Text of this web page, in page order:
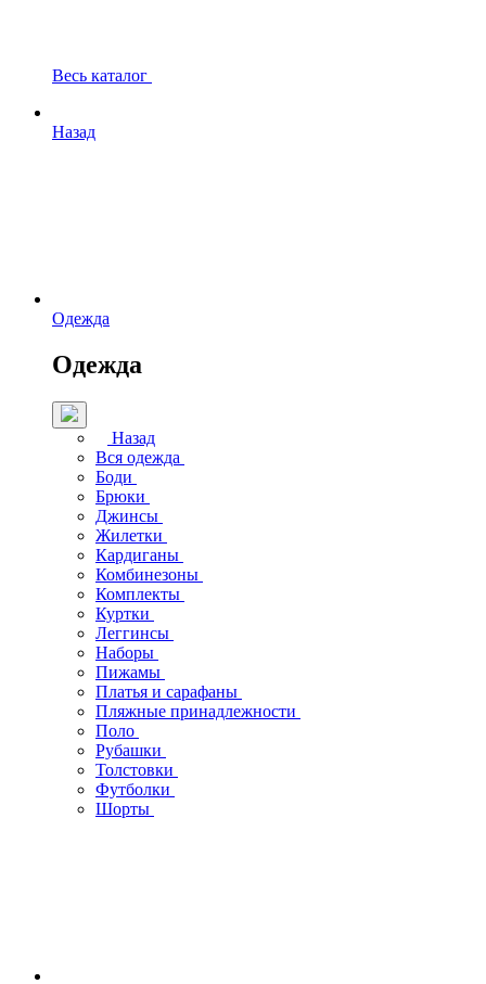
Весь каталог
Назад
Одежда
Одежда
Назад
Вся одежда
Боди
Брюки
Джинсы
Жилетки
Кардиганы
Комбинезоны
Комплекты
Куртки
Леггинсы
Наборы
Пижамы
Платья и сарафаны
Пляжные принадлежности
Поло
Рубашки
Толстовки
Футболки
Шорты